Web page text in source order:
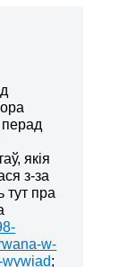
якія
з-за
тут пра
w-
;